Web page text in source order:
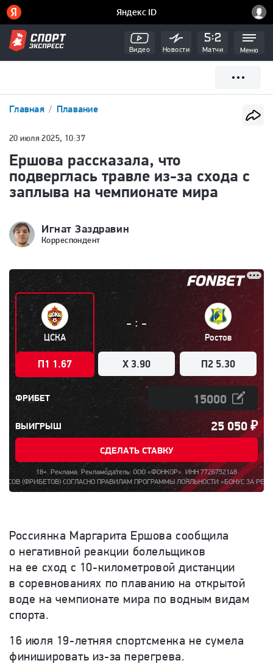
Видео Новости Матчи Меню
Главная Плавание
20 июля 2025, 10:37
Ершова рассказала, что
подверглась травле из-за схода с
заплыва на чемпионате мира
Игнат Заздравин
Корреспондент
ЦСКА
П1 1.67
- : -
X 3.90
Ростов
П2 5.30
ФРИБЕТ
ВЫИГРЫШ 25 050₽
СДЕЛАТЬ СТАВКУ
18+. Реклама. Рекламодатель: ООО «ФОНКОР». ИНН 7726752148
СОГЛАСНО ПРАВИЛАМ ПРОГРАММЫ ЛОЯЛЬНОСТИ «БОНУС ЗА
Россиянка Маргарита Ершова сообщила
о негативной реакции болельщиков
на ее сход с 10-километровой дистанции
в соревнованиях по плаванию на открытой
воде на чемпионате мира по водным видам
спорта.
16 июля 19-летняя спортсменка не сумела
финишировать из-за перегрева.